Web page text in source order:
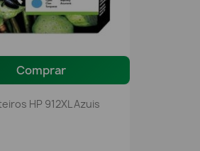
Comprar
HP 912XL Azuis